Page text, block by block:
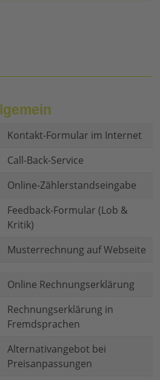
Kontakt-Formular im Internet
Call-Back-Service
Online-Zählerstandseingabe
Feedback-Formular (Lob &
Kritik)
Musterrechnung auf Webseite
Online Rechnungserklärung
Rechnungserklärung in
Fremdsprachen
Alternativangebot bei
Preisanpassungen